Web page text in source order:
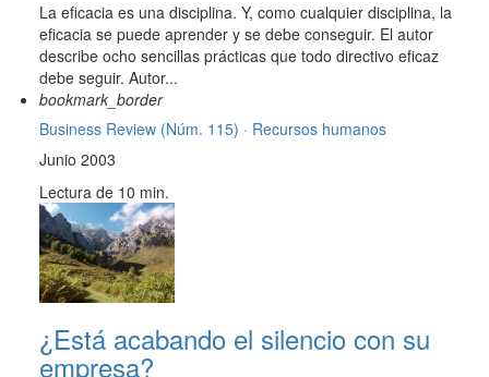
La eficacia es una disciplina. Y, como cualquier disciplina, la
eficacia se puede aprender y se debe conseguir. El autor
describe ocho sencillas prácticas que todo directivo eficaz
debe seguir. Autor...
bookmark_border
Business Review (Núm. 115) · Recursos humanos
Junio 2003
Lectura de 10 min.
¿Está acabando el silencio con su
empresa?